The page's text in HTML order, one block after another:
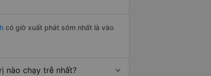
có giờ xuất phát sớm nhất là vào
nào chạy trễ nhất?